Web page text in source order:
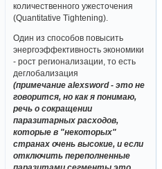
количественного ужесточения
(Quantitative Tightening).
Один из способов повысить
энергоэффективность экономики
- рост регионализации, то есть
деглобализация
(примечание alexsword - это не
говорится, но как я понимаю,
речь о сокращении
паразитарных расходов,
которые в "некоторых"
странах очень высокие, и если
отключить переполненные
паразитами сегменты это